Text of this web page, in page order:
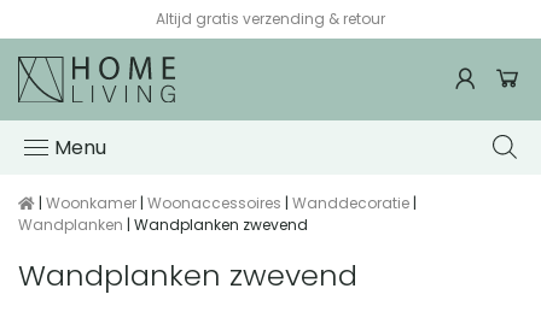
Altijd gratis verzending & retour
Menu
| Woonkamer | Woonaccessoires | Wanddecoratie |
Wandplanken | Wandplanken zwevend
Wandplanken zwevend